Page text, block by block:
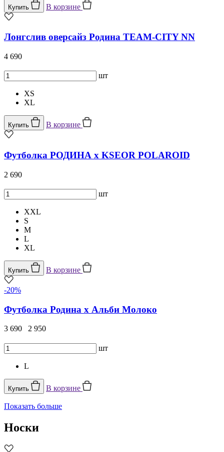
Купить В корзине
Лонгслив оверсайз Родина TEAM-CITY NN
4 690
шт
XS
XL
Купить В корзине
Футболка РОДИНА x KSEOR POLAROID
2 690
шт
XXL
S
M
L
XL
Купить В корзине
-20%
Футболка Родина х Альби Молоко
3 690 2 950
шт
L
Купить В корзине
Показать больше
Носки